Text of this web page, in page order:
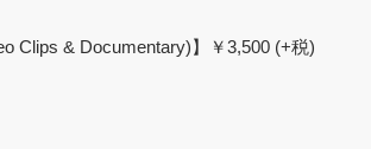
Clips & Documentary)】￥3,500 (+税)